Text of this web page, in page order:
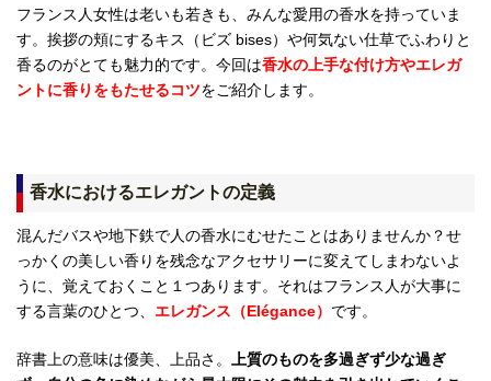
フランス人女性は老いも若きも、みんな愛用の香水を持っていま
す。挨拶の頬にするキス（ビズ bises）や何気ない仕草でふわりと
香るのがとても魅力的です。今回は香水の上手な付け方やエレガ
ントに香りをもたせるコツをご紹介します。
香水におけるエレガントの定義
混んだバスや地下鉄で人の香水にむせたことはありませんか？せ
っかくの美しい香りを残念なアクセサリーに変えてしまわないよ
うに、覚えておくこと１つあります。それはフランス人が大事に
する言葉のひとつ、 エレガンス（Elégance） です。
辞書上の意味は優美、上品さ。
上質のものを多過ぎず少な過ぎ